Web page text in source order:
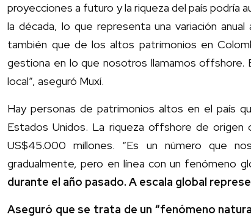
proyecciones a futuro y la riqueza del país podría
la década, lo que representa una variación
también que de los altos patrimonios en
gestiona en lo que nosotros llamamos
local”, aseguró Muxí.
Hay personas de patrimonios altos en el país
Estados Unidos. La riqueza offshore de origen
US$45.000 millones. “Es un número que
gradualmente, pero en línea con un fenómeno
durante el año pasado. A escala global
Aseguró que se trata de un “fenómeno